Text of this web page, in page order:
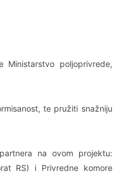
poljoprivrede,
te pružiti snažniju
na ovom projektu:
RS) i Privredne komore